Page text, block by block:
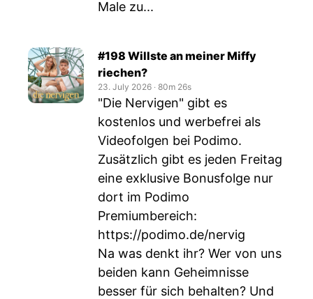
Male zu...
#198 Willste an meiner Miffy
riechen?
23. July 2026 ‧ 80m 26s
"Die Nervigen" gibt es
kostenlos und werbefrei als
Videofolgen bei Podimo.
Zusätzlich gibt es jeden Freitag
eine exklusive Bonusfolge nur
dort im Podimo
Premiumbereich:
https://podimo.de/nervig
Na was denkt ihr? Wer von uns
beiden kann Geheimnisse
besser für sich behalten? Und